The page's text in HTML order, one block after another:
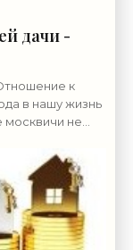
дачи -
к
в нашу жизнь
москвичи не